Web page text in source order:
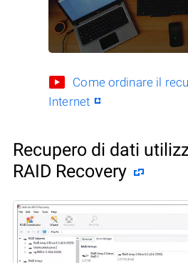
Come ordinare il
Internet
Recupero di dati
RAID Recovery